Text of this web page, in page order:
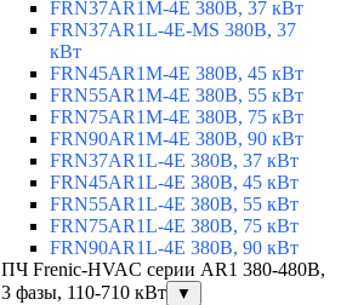
FRN37AR1M-4E 380В, 37 кВт
FRN37AR1L-4E-MS 380В, 37
кВт
FRN45AR1M-4E 380В, 45 кВт
FRN55AR1M-4E 380В, 55 кВт
FRN75AR1M-4E 380В, 75 кВт
FRN90AR1M-4E 380В, 90 кВт
FRN37AR1L-4E 380В, 37 кВт
FRN45AR1L-4E 380В, 45 кВт
FRN55AR1L-4E 380В, 55 кВт
FRN75AR1L-4E 380В, 75 кВт
FRN90AR1L-4E 380В, 90 кВт
ПЧ Frenic-HVAC серии AR1 380-480В,
3 фазы, 110-710 кВт
▼